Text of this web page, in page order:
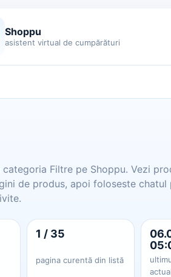
Shoppu
asistent virtual de cumpărături
Filtre pe Shoppu. Vezi
de produs, apoi foloseste chatul
1 / 35
pagina curentă din listă